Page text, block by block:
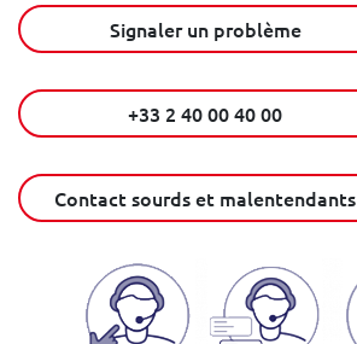
Signaler un problème
+33 2 40 00 40 00
Contact sourds et malentendants